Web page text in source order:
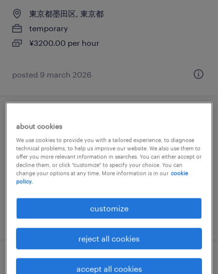
東京都墨田区, 東京都
temporary
¥3200.00 per hour
posted 9 march 2026
東京都墨田区, 東京都
temporary
¥2100.00 per hour
posted 12 february 2026
it・web系／メーカー系の運用管理・保守
about cookies
We use cookies to provide you with a tailored experience, to diagnose
technical problems, to help us improve our website. We also use them to
offer you more relevant information in searches. You can either accept or
decline them, or click "customize" to specify your choice. You can
change your options at any time. More information is in our cookie
policy.
customize
reject all cookies
accept all cookies